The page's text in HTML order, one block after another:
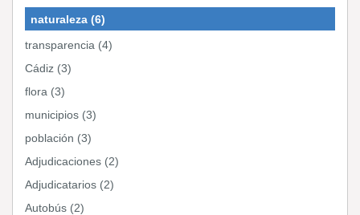
naturaleza (6)
transparencia (4)
Cádiz (3)
flora (3)
municipios (3)
población (3)
Adjudicaciones (2)
Adjudicatarios (2)
Autobús (2)